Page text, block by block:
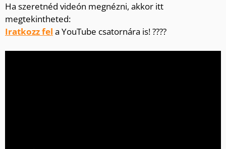
Ha szeretnéd videón megnézni, akkor itt
megtekintheted:
Iratkozz fel a YouTube csatornára is! ????